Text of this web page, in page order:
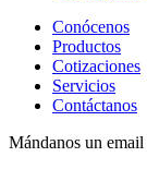
Conócenos
Productos
Cotizaciones
Servicios
Contáctanos
Mándanos un email